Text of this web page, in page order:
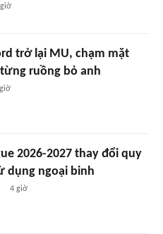
trở lại MU, chạm mặt
ruồng bỏ anh
2026-2027 thay đổi quy
dụng ngoại binh
4 giờ